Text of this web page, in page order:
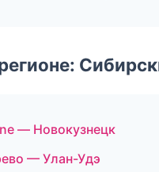
— Новокузнецк
— Улан-Удэ